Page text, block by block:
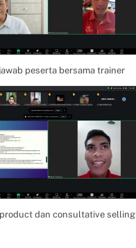
peserta bersama trainer
dan consultative selling